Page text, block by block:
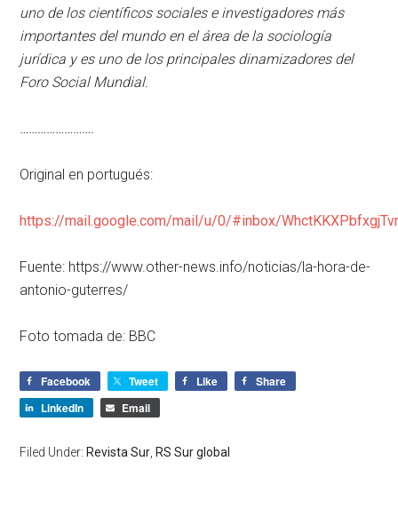
uno de los científicos sociales e investigadores más
importantes del mundo en el área de la sociología
jurídica y es uno de los principales dinamizadores del
Foro Social Mundial.
…………………….
Original en portugués:
https://mail.google.com/mail/u/0/#inbox/
Fuente: https://www.other-news.info/noticias/la-hora-de-
antonio-guterres/
Foto tomada de: BBC
Facebook Tweet Like
Share
LinkedIn
Email
Filed Under: Revista Sur RS Sur global